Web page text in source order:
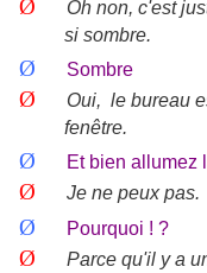
Ø
Oh non, c'est
si sombre.
Ø Sombre
Ø Oui, le bureau
fenêtre.
Ø Et bien allumez
Ø Je ne peux pas.
Ø Pourquoi ! ?
Ø Parce qu'il y a